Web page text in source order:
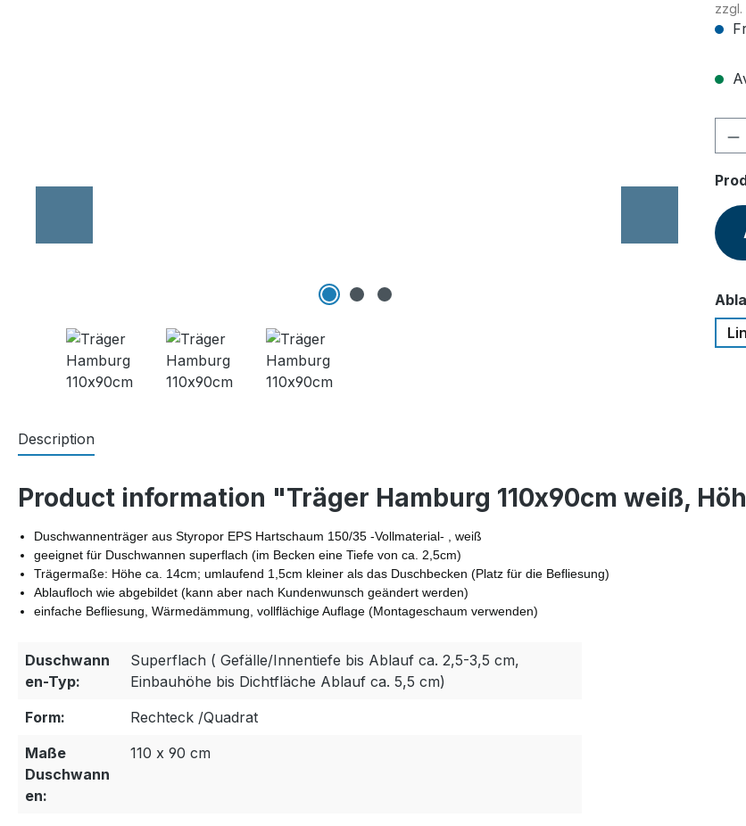
Description
Product information "Träger Hamburg 110x90cm weiß,
Duschwannenträger aus Styropor EPS Hartschaum 150/35 -Vollmaterial- , weiß
geeignet für Duschwannen superflach (im Becken eine Tiefe von ca. 2,5cm)
Trägermaße: Höhe ca. 14cm; umlaufend 1,5cm kleiner als das Duschbecken (Platz für die Befliesung)
Ablaufloch wie abgebildet (kann aber nach Kundenwunsch geändert werden)
einfache Befliesung, Wärmedämmung, vollflächige Auflage (Montageschaum verwenden)
Duschwann
en-Typ:
Superflach ( Gefälle/Innentiefe bis Ablauf ca. 2,5-3,5 cm,
Einbauhöhe bis Dichtfläche Ablauf ca. 5,5 cm)
Form:
Rechteck /Quadrat
Maße
Duschwann
en:
110 x 90 cm